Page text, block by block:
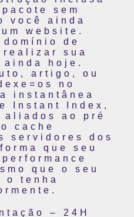
sem
você ainda
website.
de
sua
ainda hoje.
artigo, ou
no
instantânea
Instant Index,
aliados ao pré
cache
servidores dos
que seu
que o seu
o tenha
– 24H